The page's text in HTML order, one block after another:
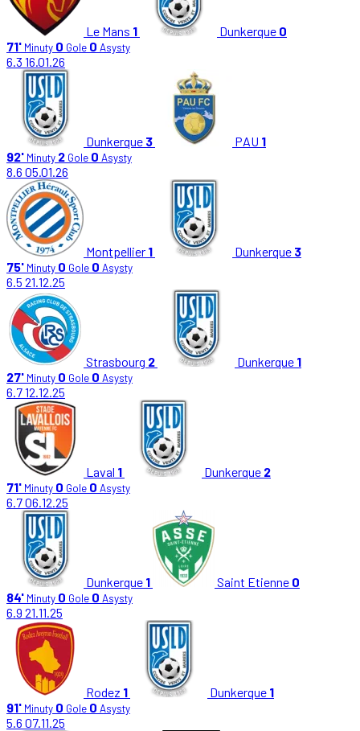
Le Mans 1 Dunkerque 0
71' Minuty 0 Gole 0 Asysty
6.3 16.01.26
Dunkerque 3 PAU 1
92' Minuty 2 Gole 0 Asysty
8.6 05.01.26
Montpellier 1 Dunkerque 3
75' Minuty 0 Gole 0 Asysty
6.5 21.12.25
Strasbourg 2 Dunkerque 1
27' Minuty 0 Gole 0 Asysty
6.712.12.25
Laval 1 Dunkerque 2
71' Minuty 0 Gole 0 Asysty
6.706.12.25
Dunkerque 1 Saint Etienne 0
84' Minuty 0 Gole 0 Asysty
6.9 21.11.25
Rodez 1 Dunkerque 1
91' Minuty 0 Gole 0 Asysty
5.6 07.11.25